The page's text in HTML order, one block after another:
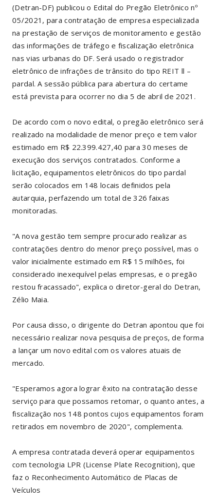
(Detran-DF) publicou o Edital do Pregão Eletrônico nº
05/2021, para contratação de empresa especializada
na prestação de serviços de monitoramento e gestão
das informações de tráfego e fiscalização eletrônica
nas vias urbanas do DF. Será usado o registrador
eletrônico de infrações de trânsito do tipo REIT ll –
pardal. A sessão pública para abertura do certame
está prevista para ocorrer no dia 5 de abril de 2021.
De acordo com o novo edital, o pregão eletrônico será
realizado na modalidade de menor preço e tem valor
estimado em R$ 22.399.427,40 para 30 meses de
execução dos serviços contratados. Conforme a
licitação, equipamentos eletrônicos do tipo pardal
serão colocados em 148 locais definidos pela
autarquia, perfazendo um total de 326 faixas
monitoradas.
"A nova gestão tem sempre procurado realizar as
contratações dentro do menor preço possível, mas o
valor inicialmente estimado em R$ 15 milhões, foi
considerado inexequível pelas empresas, e o pregão
restou fracassado", explica o diretor-geral do Detran,
Zélio Maia.
Por causa disso, o dirigente do Detran apontou que foi
necessário realizar nova pesquisa de preços, de forma
a lançar um novo edital com os valores atuais de
mercado.
"Esperamos agora lograr êxito na contratação desse
serviço para que possamos retomar, o quanto antes, a
fiscalização nos 148 pontos cujos equipamentos foram
retirados em novembro de 2020", complementa.
A empresa contratada deverá operar equipamentos
com tecnologia LPR (License Plate Recognition), que
faz o Reconhecimento Automático de Placas de
Veículos